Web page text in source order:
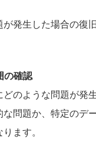
発生した場合の復
の確認
どのような問題が発
な問題か、特定のデ
ます。